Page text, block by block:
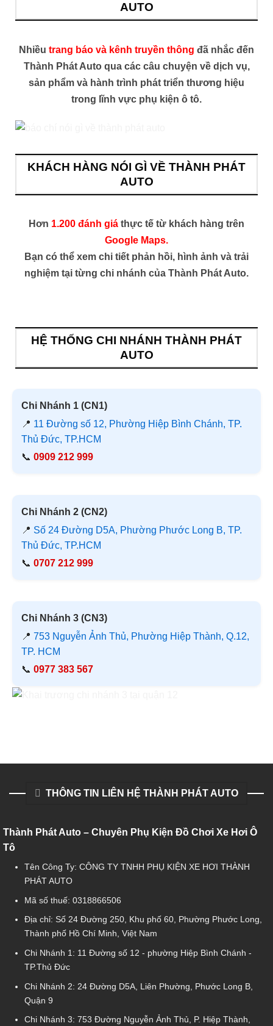
AUTO
Nhiều trang báo và kênh truyền thông đã nhắc đến
Thành Phát Auto qua các câu chuyện về dịch vụ,
sản phẩm và hành trình phát triển thương hiệu
trong lĩnh vực phụ kiện ô tô.
KHÁCH HÀNG NÓI GÌ VỀ THÀNH PHÁT
AUTO
Hơn 1.200 đánh giá thực tế từ khách hàng trên
Google Maps.
Bạn có thể xem chi tiết phản hồi, hình ảnh và trải
nghiệm tại từng chi nhánh của Thành Phát Auto.
HỆ THỐNG CHI NHÁNH THÀNH PHÁT
AUTO
Chi Nhánh 1 (CN1)
📍 11 Đường số 12, Phường Hiệp Bình Chánh, TP.
Thủ Đức, TP.HCM
📞 0909 212 999
Chi Nhánh 2 (CN2)
📍 Số 24 Đường D5A, Phường Phước Long B, TP.
Thủ Đức, TP.HCM
📞 0707 212 999
Chi Nhánh 3 (CN3)
📍 753 Nguyễn Ảnh Thủ, Phường Hiệp Thành, Q.12,
TP. HCM
📞 0977 383 567
THÔNG TIN LIÊN HỆ THÀNH PHÁT AUTO
Thành Phát Auto – Chuyên Phụ Kiện Đồ Chơi Xe Hơi Ô
Tô
Tên Công Ty: CÔNG TY TNHH PHỤ KIỆN XE HƠI THÀNH
PHÁT AUTO
Mã số thuế: 0318866506
Địa chỉ: Số 24 Đường 250, Khu phố 60, Phường Phước Long,
Thành phố Hồ Chí Minh, Việt Nam
Chi Nhánh 1: 11 Đường số 12 - phường Hiệp Bình Chánh -
TP.Thủ Đức
Chi Nhánh 2: 24 Đường D5A, Liên Phường, Phước Long B,
Quận 9
Chi Nhánh 3: 753 Đường Nguyễn Ảnh Thủ, P. Hiệp Thành,